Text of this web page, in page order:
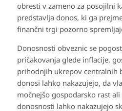
obresti v zameno za posojilni
predstavlja donos, ki ga
finančni trgi pozorno
Donosnosti obveznic se
pričakovanja glede inflacije,
prihodnjih ukrepov centralnih
donosi lahko nakazujejo, da
močnejšo gospodarsko rast
donosnosti lahko nakazujejo